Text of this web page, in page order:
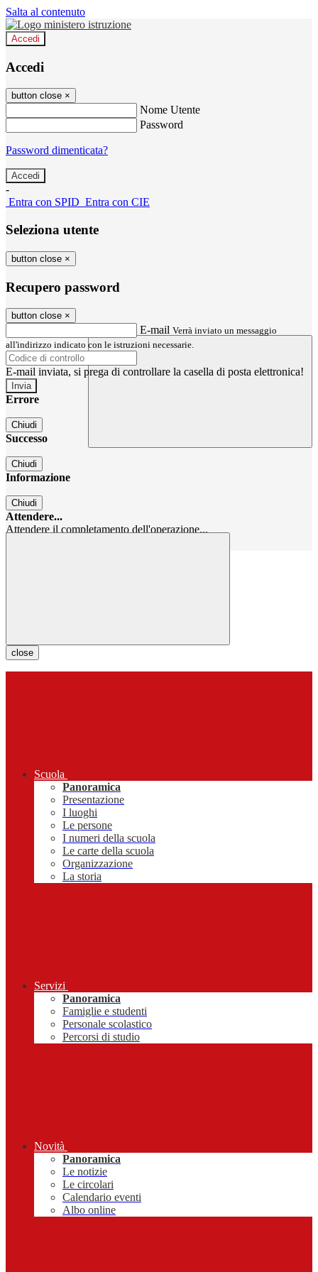
Salta al contenuto
Accedi
Accedi
button close ×
Nome Utente
Password
Password dimenticata?
-
Entra con SPID Entra con CIE
Seleziona utente
button close ×
Recupero password
button close ×
E-mail Verrà inviato un messaggio
all'indirizzo indicato con le istruzioni necessarie.
E-mail inviata, si prega di controllare la casella di posta elettronica!
Errore
Chiudi
Successo
Chiudi
Informazione
Chiudi
Attendere...
Attendere il completamento dell'operazione...
close
Scuola
Panoramica
Presentazione
I luoghi
Le persone
I numeri della scuola
Le carte della scuola
Organizzazione
La storia
Servizi
Panoramica
Famiglie e studenti
Personale scolastico
Percorsi di studio
Novità
Panoramica
Le notizie
Le circolari
Calendario eventi
Albo online